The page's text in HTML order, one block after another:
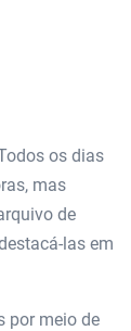
os dias
mas
de
las em
por meio de